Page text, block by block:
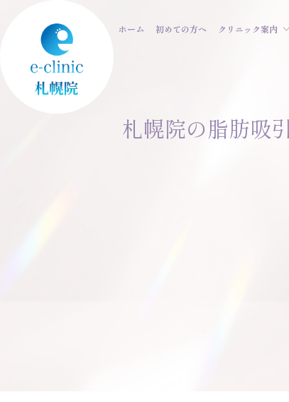
ホーム 初めての方へ クリニック案内
札幌院の脂肪吸引